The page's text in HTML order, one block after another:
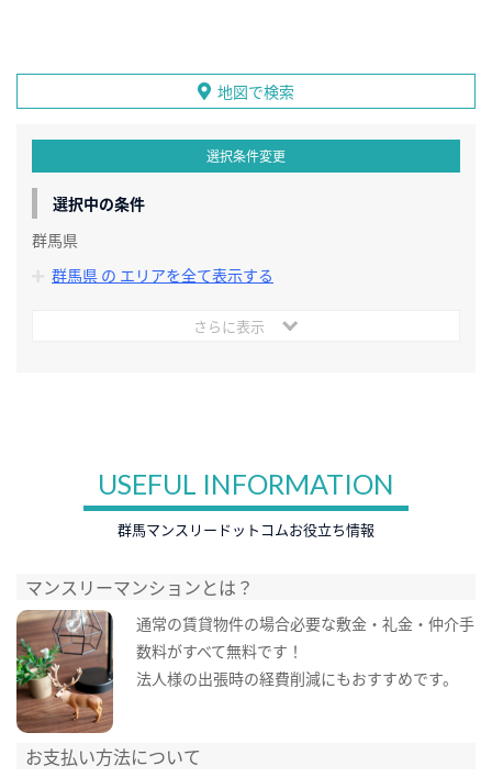
地図で検索
選択条件変更
選択中の条件
群馬県
群馬県 の エリアを全て表示する
さらに表示
USEFUL INFORMATION
群馬マンスリードットコムお役立ち情報
マンスリーマンションとは？
通常の賃貸物件の場合必要な敷金・礼金・仲介手
数料がすべて無料です！
法人様の出張時の経費削減にもおすすめです。
お支払い方法について